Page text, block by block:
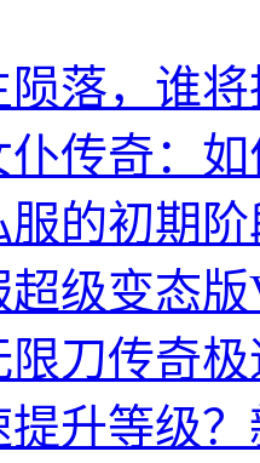
落，谁
仆传奇：
的初期
级变态
限刀传奇
升等级